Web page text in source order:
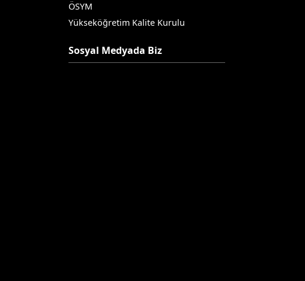
ÖSYM
Yükseköğretim Kalite Kurulu
Sosyal Medyada Biz